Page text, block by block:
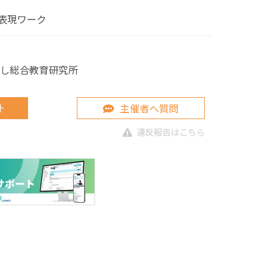
現ワーク
総合教育研究所
主催者へ質問
違反報告はこちら